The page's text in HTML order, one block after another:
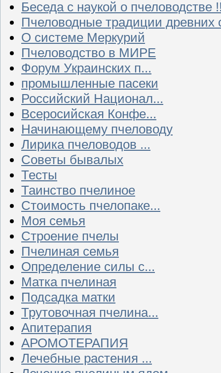
Беседа с наукой о пчеловодстве
Пчеловодные традиции древних
О системе Меркурий
Пчеловодство в МИРЕ
Форум Украинских п...
промышленные пасеки
Российский Национал...
Всеросийская Конфе...
Начинающему пчеловоду
Лирика пчеловодов ...
Советы бывалых
Тесты
Таинство пчелиное
Стоимость пчелопаке...
Моя семья
Строение пчелы
Пчелиная семья
Определение силы с...
Матка пчелиная
Подсадка матки
Трутовочная пчелина...
Апитерапия
АРОМОТЕРАПИЯ
Лечебные растения ...